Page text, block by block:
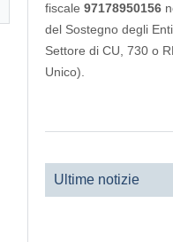
fiscale97178950156
del Sostegno degli
Settore di CU, 730 o
Unico).
Ultime notizie